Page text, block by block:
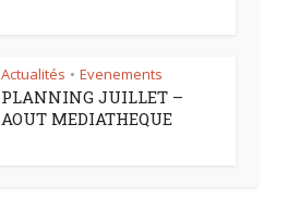
Actualités • Evenements
PLANNING JUILLET –
AOUT MEDIATHEQUE